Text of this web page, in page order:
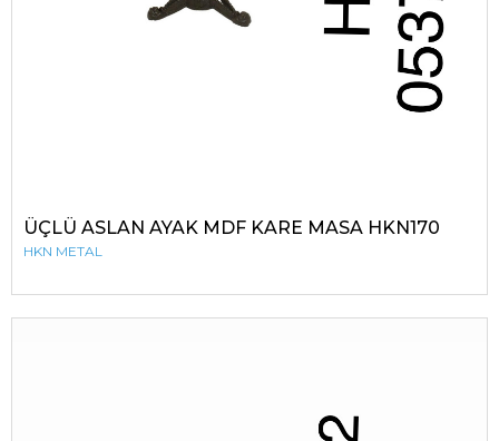
ÜÇLÜ ASLAN AYAK MDF KARE MASA HKN170
HKN METAL